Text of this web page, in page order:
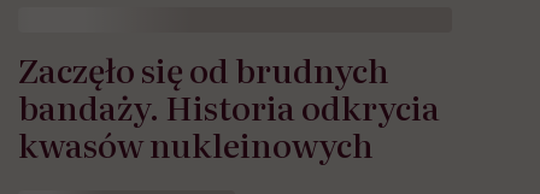
Zaczęło się od brudnych
bandaży. Historia odkrycia
kwasów nukleinowych